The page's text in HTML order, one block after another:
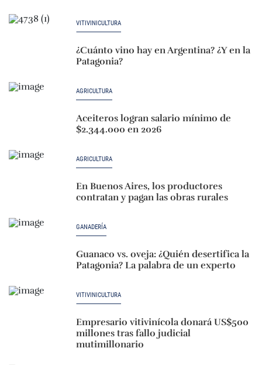
VITIVINICULTURA
¿Cuánto vino hay en Argentina? ¿Y en la
Patagonia?
AGRICULTURA
Aceiteros logran salario mínimo de
$2.344.000 en 2026
AGRICULTURA
En Buenos Aires, los productores
contratan y pagan las obras rurales
GANADERÍA
Guanaco vs. oveja: ¿Quién desertifica la
Patagonia? La palabra de un experto
VITIVINICULTURA
Empresario vitivinícola donará US$500
millones tras fallo judicial
mutimillonario